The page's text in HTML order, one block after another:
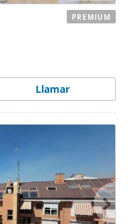
Llamar
PREMIUM